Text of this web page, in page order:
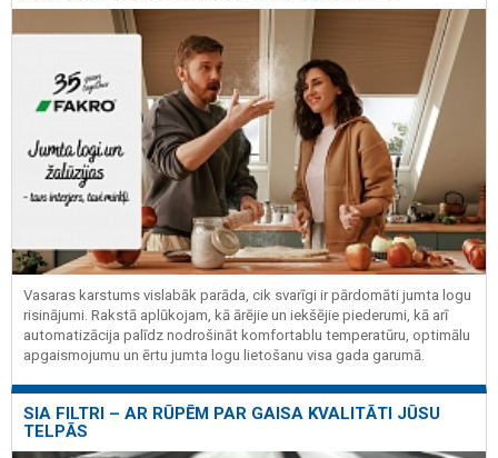
Vasaras karstums vislabāk parāda, cik svarīgi ir pārdomāti jumta logu
risinājumi. Rakstā aplūkojam, kā ārējie un iekšējie piederumi, kā arī
automatizācija palīdz nodrošināt komfortablu temperatūru, optimālu
apgaismojumu un ērtu jumta logu lietošanu visa gada garumā.
SIA FILTRI – AR RŪPĒM PAR GAISA KVALITĀTI JŪSU
TELPĀS